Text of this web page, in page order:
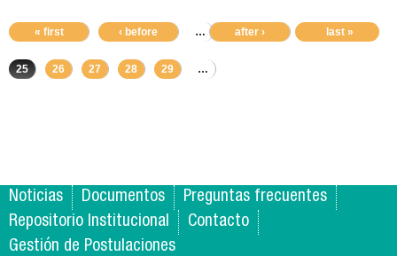
« first ‹ before … 21 24
25 26 27 28 29 …
after › last »
Noticias Documentos
Preguntas frecuentes
Repositorio Institucional
Contacto
Gestión de Postulaciones